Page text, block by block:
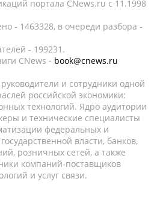
портала CNews.ru c 11.1998
- 1463328, в очереди разбора -
- 199231.
CNews - book@cnews.ru
и сотрудники одной
российской экономики:
технологий. Ядро аудитории
и технические специалисты
федеральных и
власти, банков,
розничных сетей, а также
компаний-поставщиков
и услуг связи.